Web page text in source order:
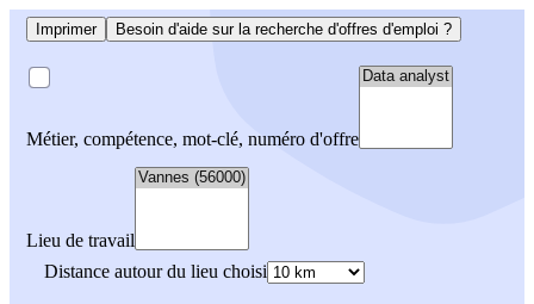
Imprimer Besoin d'aide sur la recherche d'offres d'emploi ?
Métier, compétence, mot-clé, numéro d'offre
Lieu de travail
Distance autour du lieu choisi